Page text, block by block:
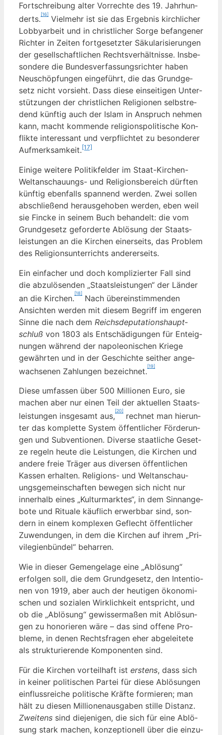
Fort­schrei­bung alter Vor­rech­te des 19. Jahr­hun­
derts.
[16]
Viel­mehr ist sie das Ergeb­nis kirch­li­cher
Lob­by­ar­beit und in christ­li­cher Sor­ge befan­ge­ner
Rich­ter in Zei­ten fort­ge­setz­ter Säku­la­ri­sie­run­gen
der gesell­schaft­li­chen Rechts­ver­hält­nis­se. Ins­be­
son­de­re die Bun­des­ver­fas­sungs­rich­ter haben
Neu­schöp­fun­gen ein­ge­führt, die das Grund­ge­
setz nicht vor­sieht. Dass die­se ein­sei­ti­gen Unter­
stüt­zun­gen der christ­li­chen Reli­gio­nen selbst­re­
dend künf­tig auch der Islam in Anspruch neh­men
kann, macht kom­men­de reli­gi­ons­po­li­ti­sche Kon­
flik­te inter­es­sant und ver­pflich­tet zu beson­de­rer
Auf­merk­sam­keit.[17]
Eini­ge wei­te­re Poli­tik­fel­der im Staat-Kir­chen-
Welt­an­schau­ungs- und Reli­gi­ons­be­reich dürf­ten
künf­tig eben­falls span­nend wer­den. Zwei sol­len
abschlie­ßend her­aus­ge­ho­ben wer­den, eben weil
sie Fin­cke in sei­nem Buch behan­delt: die vom
Grund­ge­setz gefor­der­te Ablö­sung der Staats­
leis­tun­gen an die Kir­chen einer­seits, das Pro­blem
des Reli­gi­ons­un­ter­richts andererseits.
Ein ein­fa­cher und doch kom­pli­zier­ter Fall sind
die abzu­lö­sen­den „Staats­leis­tun­gen“ der Län­der
an die Kir­chen.
[18]
Nach über­ein­stim­men­den
Ansich­ten wer­den mit die­sem Begriff im enge­ren
Sin­ne die nach dem Reichs­de­pu­ta­ti­ons­haupt­
schluß von 1803 als Ent­schä­di­gun­gen für Ent­eig­
nun­gen wäh­rend der napo­leo­ni­schen Krie­ge
gewähr­ten und in der Geschich­te seit­her ange­
wach­se­nen Zah­lun­gen bezeich­net.
[19]
Die­se umfas­sen über 500 Mil­lio­nen Euro, sie
machen aber nur einen Teil der aktu­el­len Staats­
leis­tun­gen ins­ge­samt aus,
[20]
rech­net man hier­un­
ter das kom­plet­te Sys­tem öffent­li­cher För­de­run­
gen und Sub­ven­tio­nen. Diver­se staat­li­che Geset­
ze regeln heu­te die Leis­tun­gen, die Kir­chen und
ande­re freie Trä­ger aus diver­sen öffent­li­chen
Kas­sen erhal­ten. Reli­gi­ons- und Welt­an­schau­
ungs­ge­mein­schaf­ten bewe­gen sich nicht nur
inner­halb eines „Kul­tur­mark­tes“, in dem Sinn­an­ge­
bo­te und Ritua­le käuf­lich erwerb­bar sind, son­
dern in einem kom­ple­xen Geflecht öffent­li­cher
Zuwen­dun­gen, in dem die Kir­chen auf ihrem „Pri­
vi­le­gi­en­bün­del“ beharren.
Wie in die­ser Gemenge­la­ge eine „Ablö­sung“
erfol­gen soll, die dem Grund­ge­setz, den Inten­tio­
nen von 1919, aber auch der heu­ti­gen öko­no­mi­
schen und sozia­len Wirk­lich­keit ent­spricht, und
ob die „Ablö­sung“ gewis­ser­ma­ßen mit Ablö­sun­
gen zu hono­rie­ren wäre – das sind offe­ne Pro­
ble­me, in denen Rechts­fra­gen eher abge­lei­te­te
als struk­tu­rie­ren­de Kom­po­nen­ten sind.
Für die Kir­chen vor­teil­haft ist ers­tens, dass sich
in kei­ner poli­ti­schen Par­tei für die­se Ablö­sun­gen
ein­fluss­rei­che poli­ti­sche Kräf­te for­mie­ren; man
hält zu die­sen Mil­lio­nen­aus­ga­ben stil­le Distanz.
Zwei­tens sind die­je­ni­gen, die sich für eine Ablö­
sung stark machen, kon­zep­tio­nell über die ein­zu­